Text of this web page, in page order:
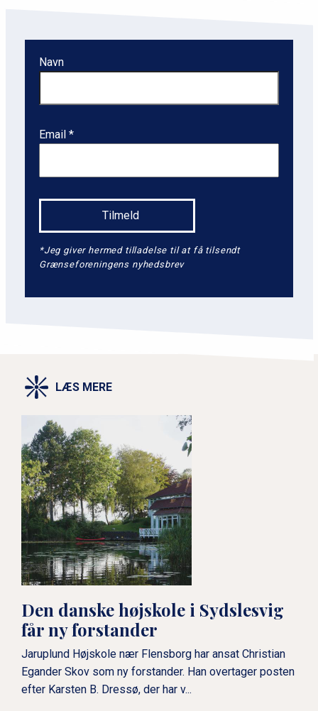
Navn
Email
*Jeg giver hermed tilladelse til at få tilsendt
Grænseforeningens nyhedsbrev
LÆS MERE
Den danske højskole i Sydslesvig
får ny forstander
Jaruplund Højskole nær Flensborg har ansat Christian
Egander Skov som ny forstander. Han overtager posten
efter Karsten B. Dressø, der har v...